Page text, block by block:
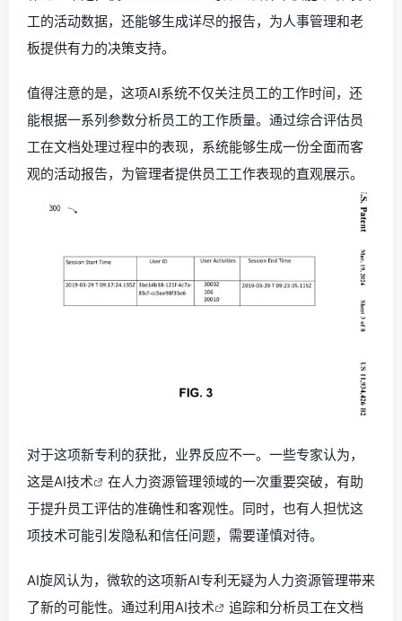
工的活动数据，还能够生成详尽的报告，为人事管理和老
板提供有力的决策支持。
值得注意的是，这项AI系统不仅关注员工的工作时间，还
能根据一系列参数分析员工的工作质量。通过综合评估员
工在文档处理过程中的表现，系统能够生成一份全面而客
观的活动报告，为管理者提供员工工作表现的直观展示。
对于这项新专利的获批，业界反应不一。一些专家认为，
这是AI技术
在人力资源管理领域的一次重要突破，有助
于提升员工评估的准确性和客观性。同时，也有人担忧这
项技术可能引发隐私和信任问题，需要谨慎对待。
AI旋风认为，微软的这项新AI专利无疑为人力资源管理带来
了新的可能性。通过利用AI技术
追踪和分析员工在文档